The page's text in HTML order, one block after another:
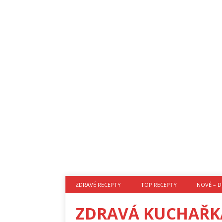
ZDRAVÉ RECEPTY TOP RECEPTY NOVÉ –
ZDRAVÁ